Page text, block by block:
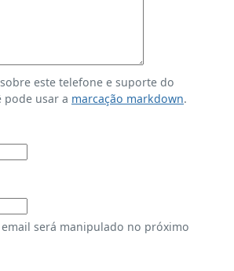
este telefone e suporte do
pode usar a marcação markdown.
será manipulado no próximo